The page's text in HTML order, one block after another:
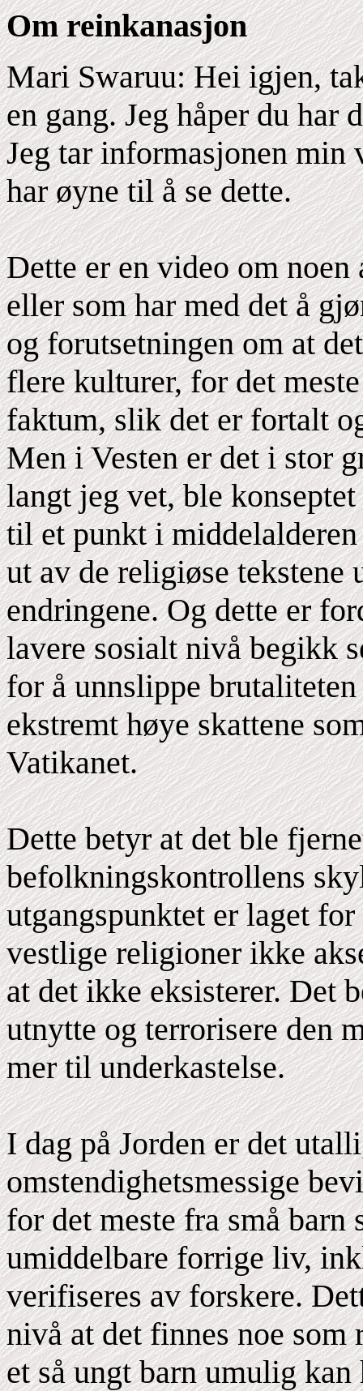
Om reinkanasjon
Mari Swaruu: Hei igjen,
en gang. Jeg håper du har
Jeg tar informasjonen min
har øyne til å se dette.
Dette er en video om
eller som har med det å
og forutsetningen om at
flere kulturer, for det
faktum, slik det er fortalt
Men i Vesten er det i stor
langt jeg vet, ble
til et punkt i
ut av de religiøse tekstene
endringene. Og dette er
lavere sosialt nivå begikk
for å unnslippe
ekstremt høye skattene
Vatikanet.
Dette betyr at det ble
befolkningskontrollens
utgangspunktet er laget
vestlige religioner ikke
at det ikke eksisterer. Det
utnytte og terrorisere den
mer til underkastelse.
I dag på Jorden er det
omstendighetsmessige
for det meste fra små
umiddelbare forrige liv,
verifiseres av forskere.
nivå at det finnes noe
et så ungt barn umulig